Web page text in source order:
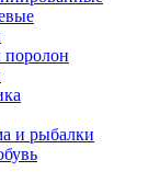
и рыбалки